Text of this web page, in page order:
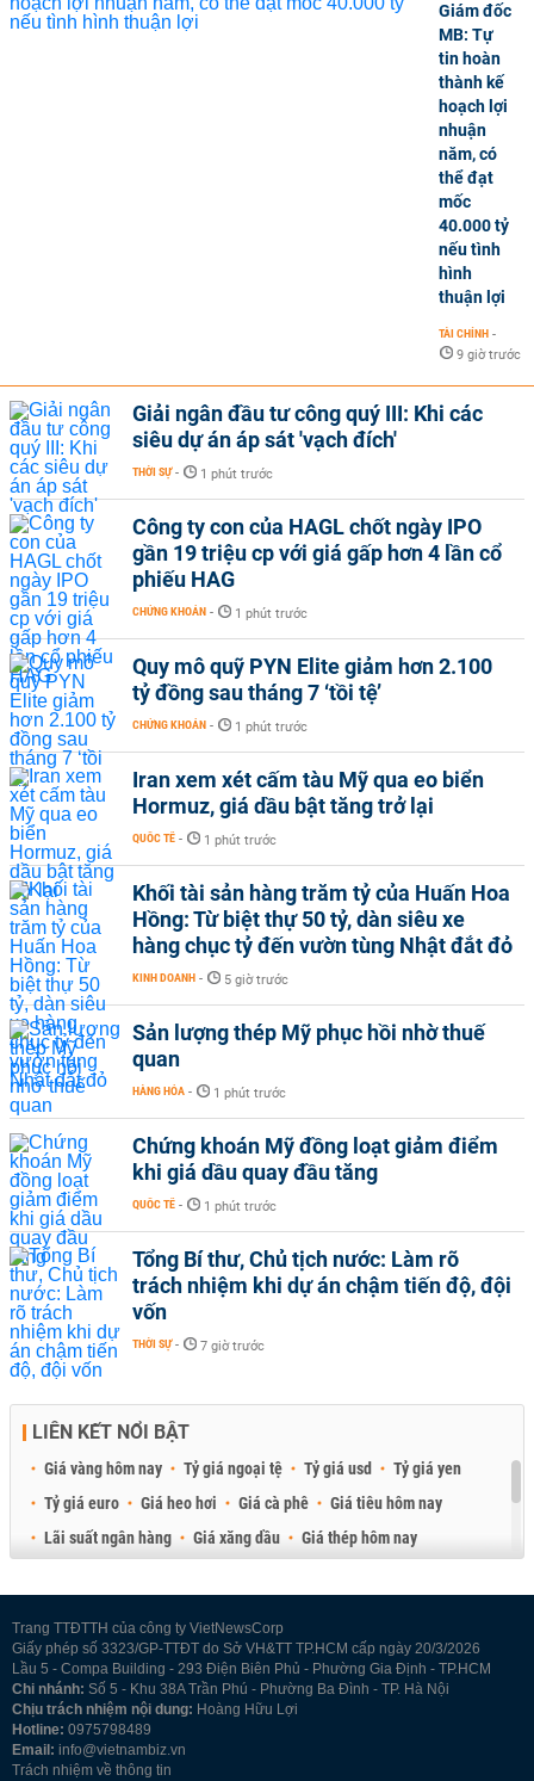
Giám đốc
MB: Tự
tin hoàn
thành kế
hoạch lợi
nhuận
năm, có
thể đạt
mốc
40.000 tỷ
nếu tình
hình
thuận lợi
TÀI CHÍNH -
9 giờ trước
Giải ngân đầu tư công quý III: Khi các
siêu dự án áp sát 'vạch đích'
THỜI SỰ - 1 phút trước
Công ty con của HAGL chốt ngày IPO
gần 19 triệu cp với giá gấp hơn 4 lần cổ
phiếu HAG
CHỨNG KHOÁN - 1 phút trước
Quy mô quỹ PYN Elite giảm hơn 2.100
tỷ đồng sau tháng 7 ‘tồi tệ’
CHỨNG KHOÁN - 1 phút trước
Iran xem xét cấm tàu Mỹ qua eo biển
Hormuz, giá dầu bật tăng trở lại
QUỐC TẾ - 1 phút trước
Khối tài sản hàng trăm tỷ của Huấn Hoa
Hồng: Từ biệt thự 50 tỷ, dàn siêu xe
hàng chục tỷ đến vườn tùng Nhật đắt đỏ
KINH DOANH - 5 giờ trước
Sản lượng thép Mỹ phục hồi nhờ thuế
quan
HÀNG HÓA - 1 phút trước
Chứng khoán Mỹ đồng loạt giảm điểm
khi giá dầu quay đầu tăng
QUỐC TẾ - 1 phút trước
Tổng Bí thư, Chủ tịch nước: Làm rõ
trách nhiệm khi dự án chậm tiến độ, đội
vốn
THỜI SỰ - 7 giờ trước
LIÊN KẾT NỔI BẬT
Giá vàng hôm nay Tỷ giá ngoại tệ Tỷ giá usd
Tỷ giá yen
Tỷ giá euro
Giá heo hơi Giá cà phê
Giá tiêu hôm nay
Lãi suất ngân hàng
Giá xăng dầu
Giá thép hôm nay
Trang TTĐTTH của công ty VietNewsCorp
Giấy phép số 3323/GP-TTĐT do Sở VH&TT TP.HCM cấp ngày 20/3/2026
Lầu 5 - Compa Building - 293 Điện Biên Phủ - Phường Gia Định - TP.HCM
Chi nhánh: Số 5 - Khu 38A Trần Phú - Phường Ba Đình - TP. Hà Nội
Chịu trách nhiệm nội dung: Hoàng Hữu Lợi
Hotline: 0975798489
Email: info@vietnambiz.vn
Trách nhiệm về thông tin